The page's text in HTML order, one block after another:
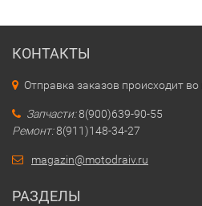
КОНТАКТЫ
Отправка заказов происходит
Запчасти:8(900)639-90-55
Ремонт:8(911)148-34-27
magazin@motodraiv.ru
РАЗДЕЛЫ